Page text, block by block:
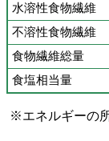
水溶性食物繊維
不溶性食物繊維
食物繊維総量
食塩相当量
※エネルギーの